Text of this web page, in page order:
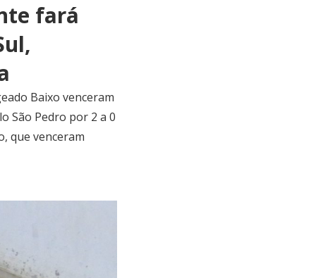
fará
Baixo venceram
São Pedro por 2 a 0
que venceram